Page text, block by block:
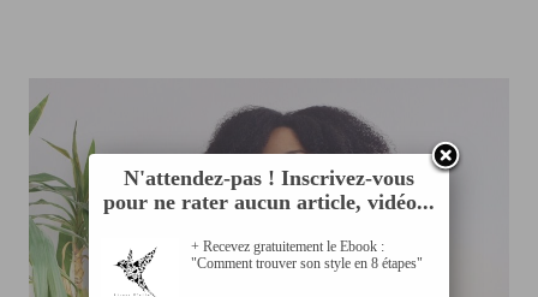
N'attendez-pas ! Inscrivez-vous
pour ne rater aucun article, vidéo...
+ Recevez gratuitement le Ebook :
"Comment trouver son style en 8 étapes"